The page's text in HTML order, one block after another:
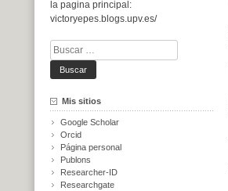
la pagina principal:
victoryepes.blogs.upv.es/
Buscar:
Mis sitios
Google Scholar
Orcid
Página personal
Publons
Researcher-ID
Researchgate